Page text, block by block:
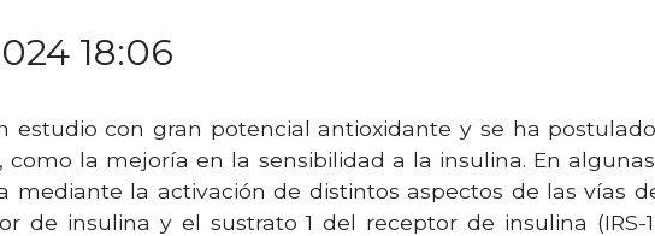
18:06
estudio con gran potencial antioxidante y se ha
la mejoría en la sensibilidad a la insulina. En
la activación de distintos aspectos de las vías
de insulina y el sustrato 1 del receptor de insulina (IRS-